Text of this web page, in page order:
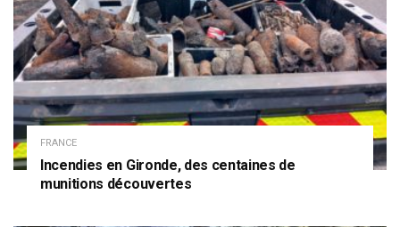
FRANCE
Incendies en Gironde, des centaines de
munitions découvertes